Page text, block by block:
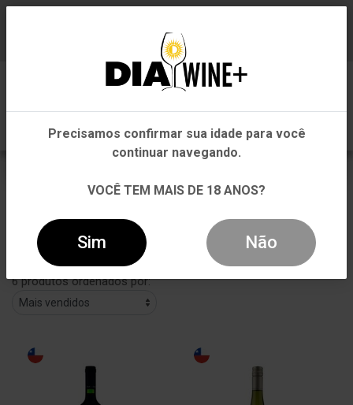
Filtros
6 produtos ordenados por:
Em que Estado você está?
Pernambuco
Outros Estados
Precisamos confirmar sua idade para você
continuar navegando.
VOCÊ TEM MAIS DE 18 ANOS?
Sim Não